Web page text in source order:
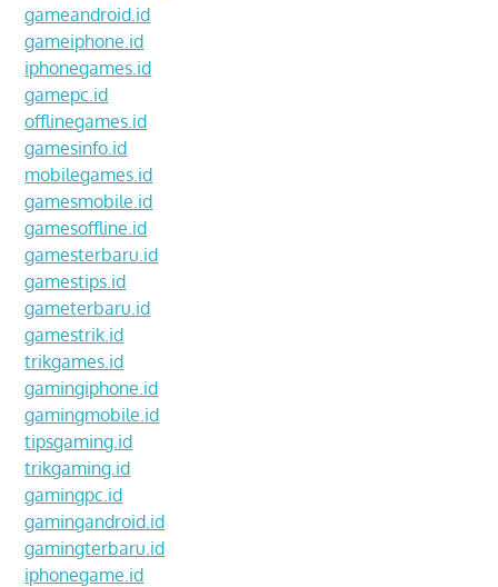
gameandroid.id
gameiphone.id
iphonegames.id
gamepc.id
offlinegames.id
gamesinfo.id
mobilegames.id
gamesmobile.id
gamesoffline.id
gamesterbaru.id
gamestips.id
gameterbaru.id
gamestrik.id
trikgames.id
gamingiphone.id
gamingmobile.id
tipsgaming.id
trikgaming.id
gamingpc.id
gamingandroid.id
gamingterbaru.id
iphonegame.id